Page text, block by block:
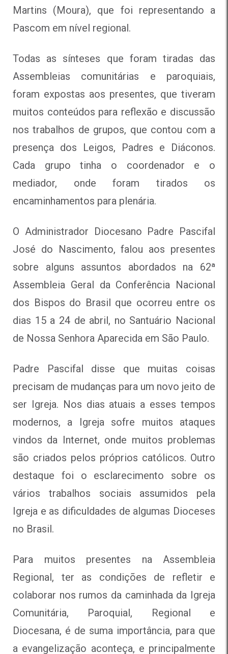
Martins (Moura), que foi representando a
Pascom em nível regional.
Todas as sínteses que foram tiradas das
Assembleias comunitárias e paroquiais,
foram expostas aos presentes, que tiveram
muitos conteúdos para reflexão e discussão
nos trabalhos de grupos, que contou com a
presença dos Leigos, Padres e Diáconos.
Cada grupo tinha o coordenador e o
mediador, onde foram tirados os
encaminhamentos para plenária.
O Administrador Diocesano Padre Pascifal
José do Nascimento, falou aos presentes
sobre alguns assuntos abordados na 62ª
Assembleia Geral da Conferência Nacional
dos Bispos do Brasil que ocorreu entre os
dias 15 a 24 de abril, no Santuário Nacional
de Nossa Senhora Aparecida em São Paulo.
Padre Pascifal disse que muitas coisas
precisam de mudanças para um novo jeito de
ser Igreja. Nos dias atuais a esses tempos
modernos, a Igreja sofre muitos ataques
vindos da Internet, onde muitos problemas
são criados pelos próprios católicos. Outro
destaque foi o esclarecimento sobre os
vários trabalhos sociais assumidos pela
Igreja e as dificuldades de algumas Dioceses
no Brasil.
Para muitos presentes na Assembleia
Regional, ter as condições de refletir e
colaborar nos rumos da caminhada da Igreja
Comunitária, Paroquial, Regional e
Diocesana, é de suma importância, para que
a evangelização aconteça, e principalmente